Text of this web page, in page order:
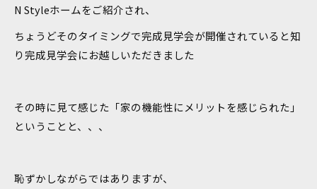
N Styleホームをご紹介され、
ちょうどそのタイミングで完成見学会が開催されていると知
り完成見学会にお越しいただきました
その時に見て感じた「家の機能性にメリットを感じられた」
ということと、、、
恥ずかしながらではありますが、